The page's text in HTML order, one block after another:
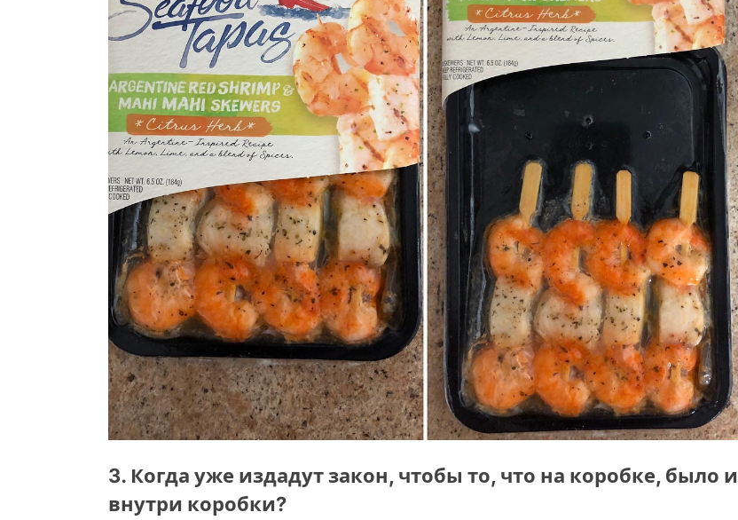
3. Когда уже издадут закон, чтобы то, что на коробке, было и
внутри коробки?